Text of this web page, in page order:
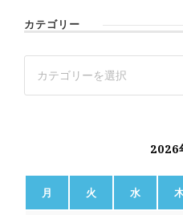
カテゴリー
2026
月 火 水